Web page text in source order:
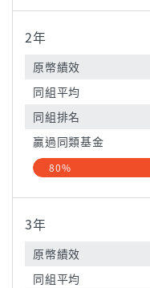
2年
原幣績效
同組平均
同組排名
贏過同類基金
80%
3年
原幣績效
同組平均